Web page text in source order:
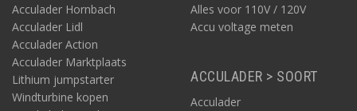
Acculader Hornbach
Acculader Lidl
Acculader Action
Acculader Marktplaats
Lithium jumpstarter
Windturbine kopen
Alles voor 110V / 120V
Accu voltage meten
ACCULADER > SOORT
Acculader